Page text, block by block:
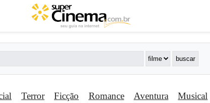
Terror Ficção Romance Aventura Musical